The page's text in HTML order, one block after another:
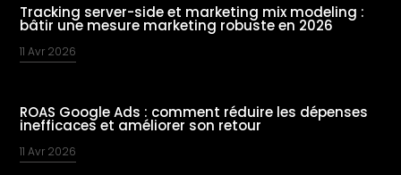
Tracking server-side et marketing mix modeling :
bâtir une mesure marketing robuste en 2026
11 Avr 2026
ROAS Google Ads : comment réduire les dépenses
inefficaces et améliorer son retour
11 Avr 2026